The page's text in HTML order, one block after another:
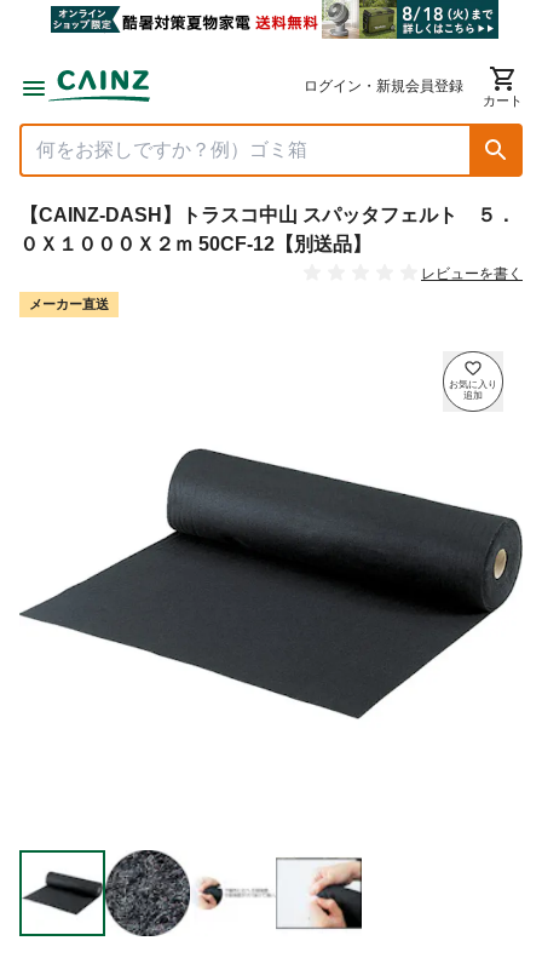
ログイン・新規会員登録
カート
【CAINZ-DASH】トラスコ中山 スパッタフェルト ５．
０Ｘ１０００Ｘ２ｍ 50CF-12【別送品】
レビューを書く
メーカー直送